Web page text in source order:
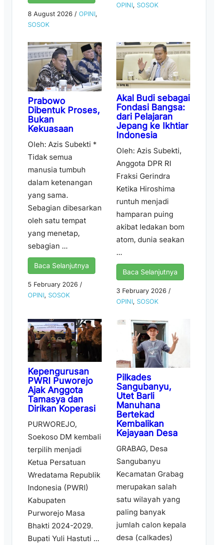
8 August 2026 / OPINI,
SOSOK
OPINI, SOSOK
Prabowo
Dibentuk Proses,
Bukan
Kekuasaan
Oleh: Azis Subekti *
Tidak semua
manusia tumbuh
dalam ketenangan
yang sama.
Sebagian dibesarkan
oleh satu tempat
yang menetap,
sebagian ...
Baca Selanjutnya
5 February 2026 /
OPINI, SOSOK
Akal Budi sebagai
Fondasi Bangsa:
dari Pelajaran
Jepang ke Ikhtiar
Indonesia
Oleh: Azis Subekti,
Anggota DPR RI
Fraksi Gerindra
Ketika Hiroshima
runtuh menjadi
hamparan puing
akibat ledakan bom
atom, dunia seakan
...
Baca Selanjutnya
3 February 2026 /
OPINI, SOSOK
Kepengurusan
PWRI Puworejo
Ajak Anggota
Tamasya dan
Dirikan Koperasi
PURWOREJO,
Soekoso DM kembali
terpilih menjadi
Ketua Persatuan
Wredatama Republik
Indonesia (PWRI)
Kabupaten
Purworejo Masa
Bhakti 2024-2029.
Bupati Yuli Hastuti ...
Pilkades
Sangubanyu,
Utet Barli
Manuhana
Bertekad
Kembalikan
Kejayaan Desa
GRABAG, Desa
Sangubanyu
Kecamatan Grabag
merupakan salah
satu wilayah yang
paling banyak
jumlah calon kepala
desa (calkades)